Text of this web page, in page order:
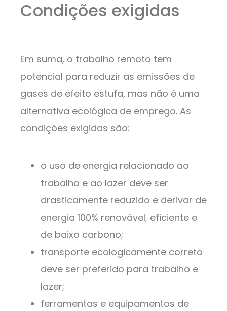
Condições exigidas
Em suma, o trabalho remoto tem
potencial para reduzir as emissões de
gases de efeito estufa, mas não é uma
alternativa ecológica de emprego. As
condições exigidas são:
o uso de energia relacionado ao
trabalho e ao lazer deve ser
drasticamente reduzido e derivar de
energia 100% renovável, eficiente e
de baixo carbono;
transporte ecologicamente correto
deve ser preferido para trabalho e
lazer;
ferramentas e equipamentos de